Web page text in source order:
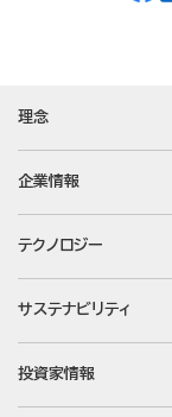
理念
企業情報
テクノロジー
サステナビリティ
投資家情報